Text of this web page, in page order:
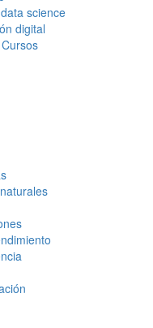
science
digital